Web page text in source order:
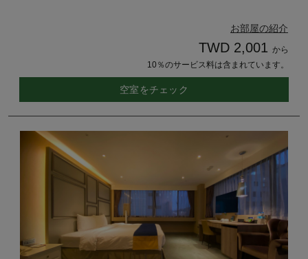
お部屋の紹介
TWD 2,001 から
10％のサービス料は含まれています。
空室をチェック